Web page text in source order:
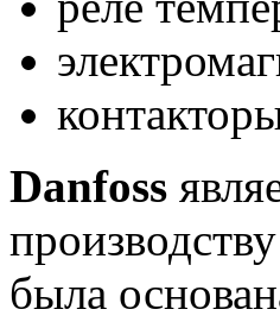
Danfoss
была